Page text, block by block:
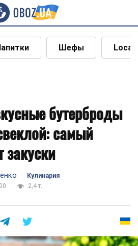
Шефы Local
бутерброды
самый
закуски
Кулинария
2,4 т.